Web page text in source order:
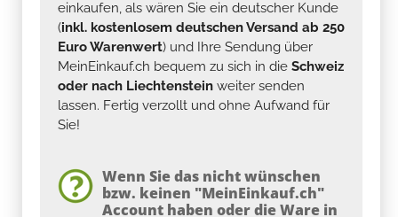
einkaufen, als wären Sie ein deutscher Kunde
(inkl. kostenlosem deutschen Versand ab 250
Euro Warenwert) und Ihre Sendung über
MeinEinkauf.ch bequem zu sich in die Schweiz
oder nach Liechtenstein weiter senden
lassen. Fertig verzollt und ohne Aufwand für
Sie!
Wenn Sie das nicht wünschen
bzw. keinen "MeinEinkauf.ch"
Account haben oder die Ware in